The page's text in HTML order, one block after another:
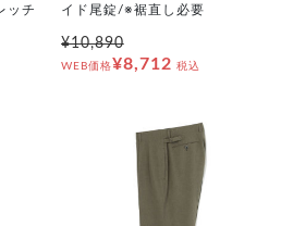
ッチ
イド尾錠/※裾直し必要
¥10,890
WEB価格¥8,712 税込